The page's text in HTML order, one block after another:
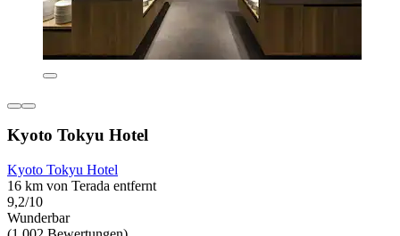
Kyoto Tokyu Hotel
Kyoto Tokyu Hotel
16 km von Terada entfernt
9,2/10
Wunderbar